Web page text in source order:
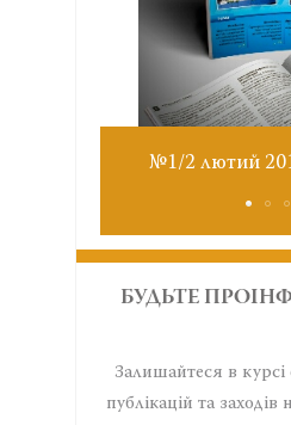
№1/2 лютий 2015 - Вісник
БУДЬТЕ
Залишайтеся в курсі
публікацій та заходів